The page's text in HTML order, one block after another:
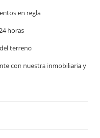
en regla
horas
terreno
con nuestra inmobiliaria y